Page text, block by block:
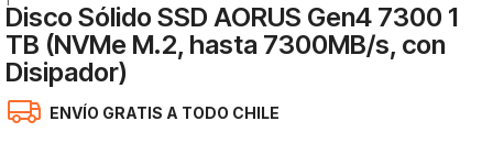
Disco Sólido SSD AORUS Gen4 7300 1
TB (NVMe M.2, hasta 7300MB/s, con
Disipador)
ENVÍO GRATIS A TODO CHILE